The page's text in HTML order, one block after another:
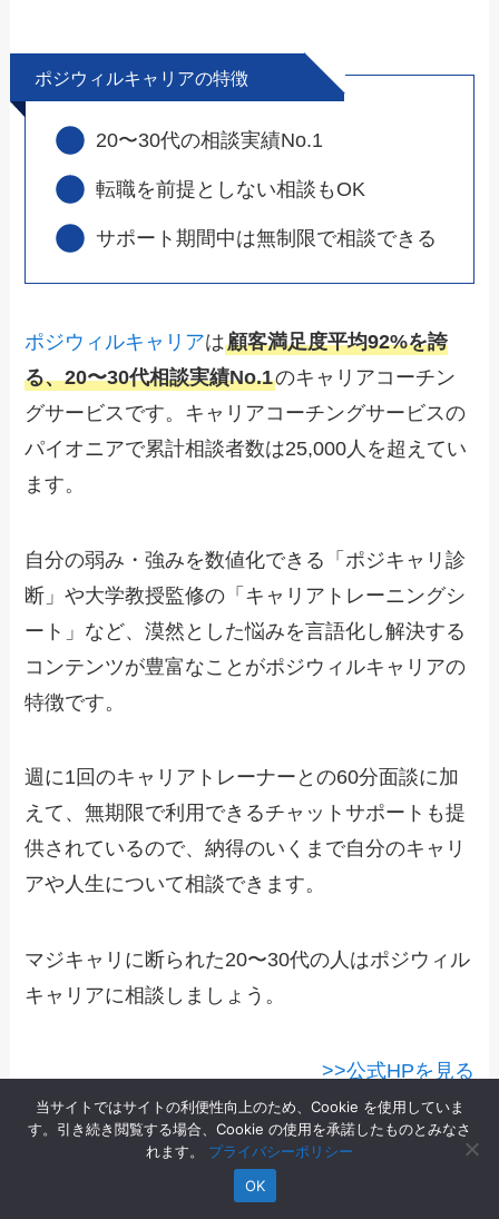
ポジウィルキャリアの特徴
20〜30代の相談実績No.1
転職を前提としない相談もOK
サポート期間中は無制限で相談できる
ポジウィルキャリアは顧客満足度平均92%を誇
る、20〜30代相談実績No.1のキャリアコーチン
グサービスです。キャリアコーチングサービスの
パイオニアで累計相談者数は25,000人を超えてい
ます。
自分の弱み・強みを数値化できる「ポジキャリ診
断」や大学教授監修の「キャリアトレーニングシ
ート」など、漠然とした悩みを言語化し解決する
コンテンツが豊富なことがポジウィルキャリアの
特徴です。
週に1回のキャリアトレーナーとの60分面談に加
えて、無期限で利用できるチャットサポートも提
供されているので、納得のいくまで自分のキャリ
アや人生について相談できます。
マジキャリに断られた20〜30代の人はポジウィル
キャリアに相談しましょう。
>>公式HPを見る
おすすめポイント
当サイトではサイトの利便性向上のため、Cookie を使用していま
す。引き続き閲覧する場合、Cookie の使用を承諾したものとみなさ
れます。 プライバシーポリシー
OK